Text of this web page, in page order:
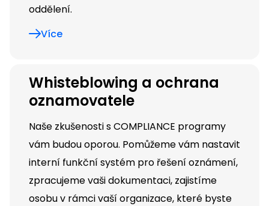
oddělení.
Více
Whisteblowing a ochrana
oznamovatele
Naše zkušenosti s COMPLIANCE programy
vám budou oporou. Pomůžeme vám nastavit
interní funkční systém pro řešení oznámení,
zpracujeme vaši dokumentaci, zajistíme
osobu v rámci vaší organizace, které byste